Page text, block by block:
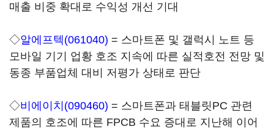
매출 비중 확대로 수익성 개선 기대
◇알에프텍(061040) = 스마트폰 및 갤럭시 노트 등
모바일 기기 업황 호조 지속에 따른 실적호전 전망 및
동종 부품업체 대비 저평가 상태로 판단
◇비에이치(090460) = 스마트폰과 태블릿PC 관련
제품의 호조에 따른 FPCB 수요 증대로 지난해 이어